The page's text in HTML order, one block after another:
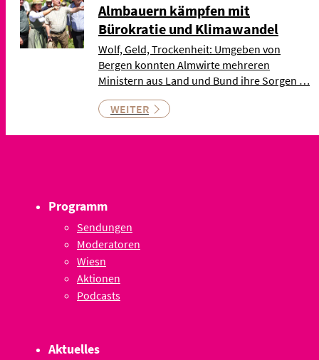
Almbauern kämpfen mit
Bürokratie und Klimawandel
Wolf, Geld, Trockenheit: Umgeben von
Bergen konnten Almwirte mehreren
Ministern aus Land und Bund ihre Sorgen …
WEITER
Programm
Sendungen
Moderatoren
Wiesn
Aktionen
Podcasts
Aktuelles